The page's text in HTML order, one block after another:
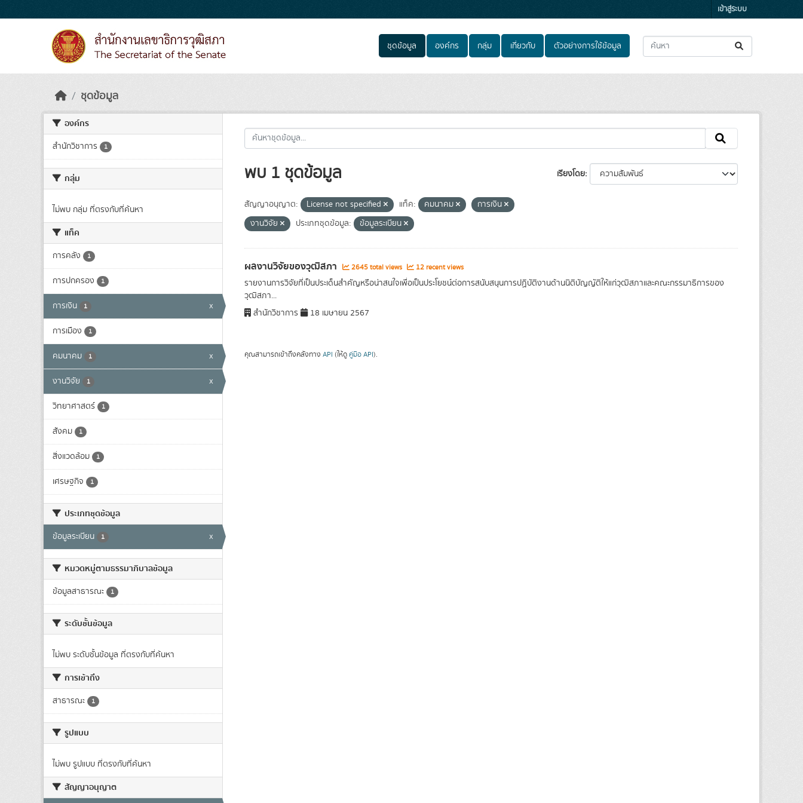
เข้าสู่ระบบ
ชุดข้อมูล องค์กร กลุ่ม เกี่ยวกับ ตัวอย่างการใช้ข้อมูล
ชุดข้อมูล
องค์กร
สำนักวิชาการ 1
กลุ่ม
ไม่พบ กลุ่ม ที่ตรงกับที่ค้นหา
แท็ค
การคลัง 1
การปกครอง 1
การเงิน 1 x
การเมือง 1
คมนาคม 1 x
งานวิจัย 1 x
วิทยาศาสตร์ 1
สังคม 1
สิ่งแวดล้อม 1
เศรษฐกิจ 1
ประเภทชุดข้อมูล
ข้อมูลระเบียน 1 x
หมวดหมู่ตามธรรมาภิบาลข้อมูล
ข้อมูลสาธารณะ 1
ระดับชั้นข้อมูล
ไม่พบ ระดับชั้นข้อมูล ที่ตรงกับที่ค้นหา
การเข้าถึง
สาธารณะ 1
รูปแบบ
ไม่พบ รูปแบบ ที่ตรงกับที่ค้นหา
สัญญาอนุญาต
เรียงโดย
พบ 1 ชุดข้อมูล
สัญญาอนุญาต: License not specified แท็ค: คมนาคม
การเงิน
งานวิจัย
ประเภทชุดข้อมูล: ข้อมูลระเบียน
ผลงานวิจัยของวุฒิสภา 2645 total views 12 recent views
รายงานการวิจัยที่เป็นประเด็นสำคัญหรือน่าสนใจเพื่อเป็นประโยชน์ต่อการสนับสนุนการปฏิบัติงานด้านนิติบัญญัติให้แก่วุฒิสภาและคณะกรรมาธิการของ
วุฒิสภา...
สำนักวิชาการ
18 เมษายน 2567
คุณสามารถเข้าถึงคลังทาง API (ให้ดู คู่มือ API).